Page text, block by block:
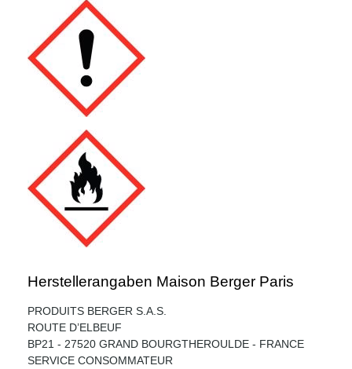
Herstellerangaben Maison Berger Paris
PRODUITS BERGER S.A.S.
ROUTE D’ELBEUF
BP21 - 27520 GRAND BOURGTHEROULDE - FRANCE
SERVICE CONSOMMATEUR